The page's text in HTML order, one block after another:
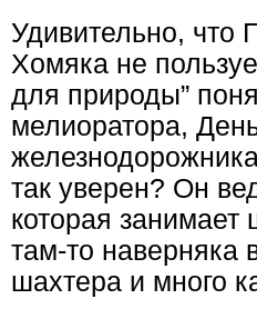
Удивительно, что
Хомяка не
для природы”
мелиоратора,
так уверен? Он
которая занимает
там-то наверняка
шахтера и много